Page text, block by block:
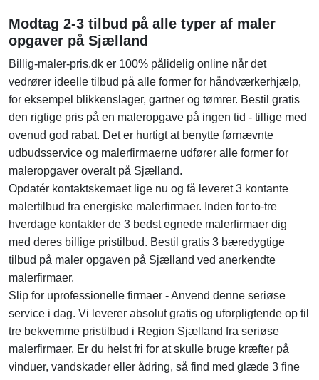
Modtag 2-3 tilbud på alle typer af maler
opgaver på Sjælland
Billig-maler-pris.dk er 100% pålidelig online når det
vedrører ideelle tilbud på alle former for håndværkerhjælp,
for eksempel blikkenslager, gartner og tømrer. Bestil gratis
den rigtige pris på en maleropgave på ingen tid - tillige med
ovenud god rabat. Det er hurtigt at benytte førnævnte
udbudsservice og malerfirmaerne udfører alle former for
maleropgaver overalt på Sjælland.
Opdatér kontaktskemaet lige nu og få leveret 3 kontante
malertilbud fra energiske malerfirmaer. Inden for to-tre
hverdage kontakter de 3 bedst egnede malerfirmaer dig
med deres billige pristilbud. Bestil gratis 3 bæredygtige
tilbud på maler opgaven på Sjælland ved anerkendte
malerfirmaer.
Slip for uprofessionelle firmaer - Anvend denne seriøse
service i dag. Vi leverer absolut gratis og uforpligtende op til
tre bekvemme pristilbud i Region Sjælland fra seriøse
malerfirmaer. Er du helst fri for at skulle bruge kræfter på
vinduer, vandskader eller ådring, så find med glæde 3 fine